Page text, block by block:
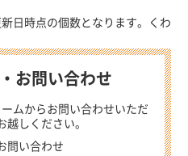
日時点の個数となります。くわ
お問い合わせ
ムからお問い合わせいただ
越しください。
問い合わせ